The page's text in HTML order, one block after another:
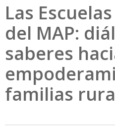
Las
del MAP:
saberes
familias